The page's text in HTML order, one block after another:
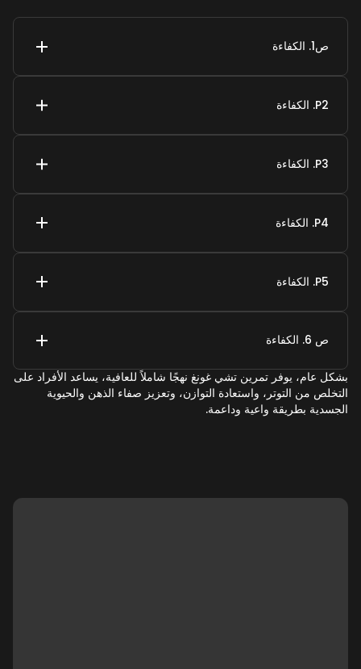
ص1. الكفاءة
P2. الكفاءة
P3. الكفاءة
P4. الكفاءة
P5. الكفاءة
ص 6. الكفاءة
بشكل عام، يوفر تمرين تشي غونغ نهجًا شاملاً للعافية، يساعد الأفراد على
التخلص من التوتر، واستعادة التوازن، وتعزيز صفاء الذهن والحيوية
الجسدية بطريقة واعية وداعمة.